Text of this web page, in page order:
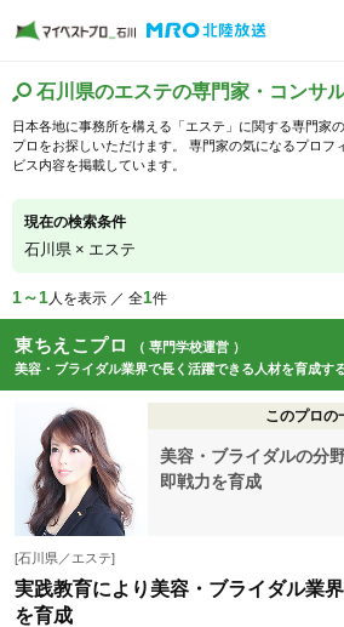
石川県のエステの専門家・コンサ
日本各地に事務所を構える「エステ」に関する専門家
プロをお探しいただけます。 専門家の気になるプロフ
ビス内容を掲載しています。
現在の検索条件
石川県 × エステ
1～1人を表示 ／ 全1件
東ちえこプロ
（ 専門学校運営 ）
美容・ブライダル業界で長く活躍できる人材を育成す
このプロの
美容・ブライダルの分
即戦力を育成
[石川県／エステ]
実践教育により美容・ブライダル業
を育成